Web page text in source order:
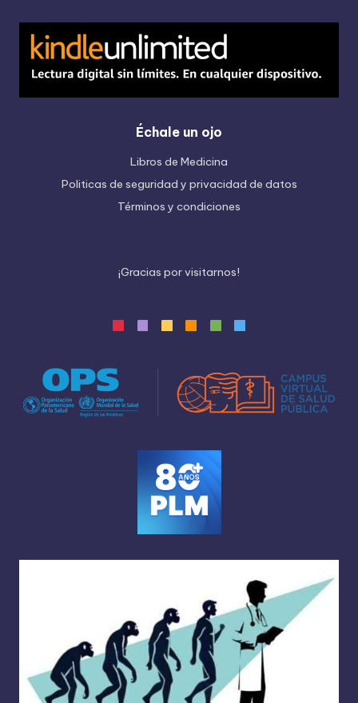
Échale un ojo
Libros de Medicina
Politicas de seguridad y privacidad de datos
Términos y condiciones
¡Gracias porvisitarnos!